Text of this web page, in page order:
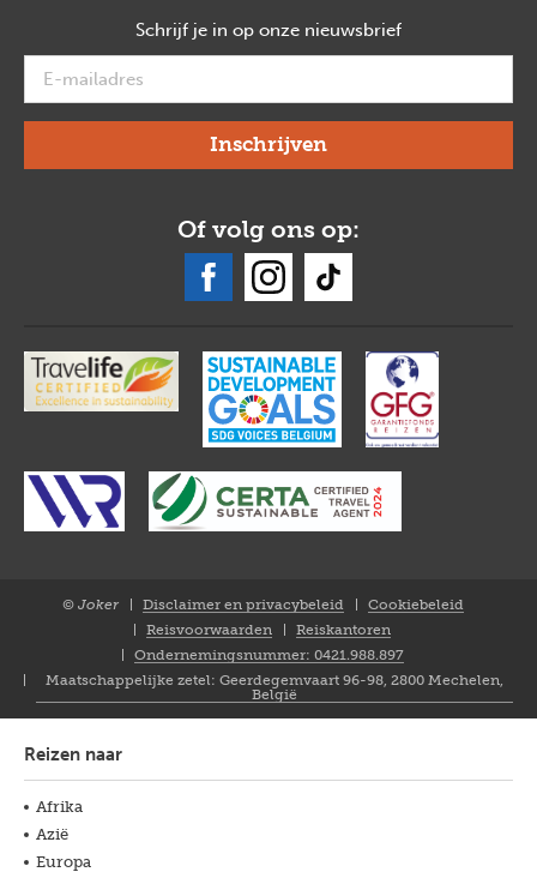
Schrijf je in op onze nieuwsbrief
Of volg ons op:
© Joker
Disclaimer en privacybeleid
Cookiebeleid
Reisvoorwaarden
Reiskantoren
Ondernemingsnummer: 0421.988.897
Maatschappelijke zetel: Geerdegemvaart 96-98, 2800 Mechelen,
België
Reizen naar
Afrika
Azië
Europa